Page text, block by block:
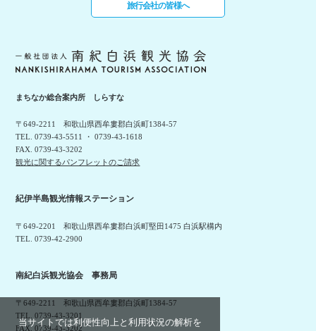
当サイトでは利便性向上と利用状況の解析を
旅行会社の皆様へ
まちなか総合案内所 しらすな
〒649-2211 和歌山県西牟婁郡白浜町1384-57
TEL. 0739-43-5511 ・ 0739-43-1618
FAX. 0739-43-3202
観光に関するパンフレットのご請求
紀伊半島観光情報ステーション
〒649-2201 和歌山県西牟婁郡白浜町堅田1475 白浜駅構内
TEL. 0739-42-2900
南紀白浜観光協会 事務局
〒649-2211 和歌山県西牟婁郡白浜町1384-57
TEL. 0739-43-3201
FAX. 0739-43-3202